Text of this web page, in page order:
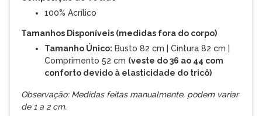
100% Acrílico
Tamanhos Disponíveis (medidas fora do corpo)
Tamanho Único: Busto 82 cm | Cintura 82 cm |
Comprimento 52 cm (veste do 36 ao 44 com
conforto devido à elasticidade do tricô)
Observação: Medidas feitas manualmente, podem variar
de 1 a 2 cm.